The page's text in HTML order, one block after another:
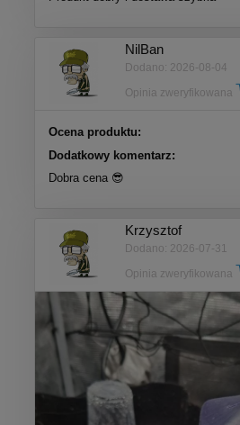
NilBan
Dodano: 2026-08-04
Opinia zweryfikowana
Ocena produktu:
Dodatkowy komentarz:
Dobra cena 😎
Krzysztof
Dodano: 2026-07-31
Opinia zweryfikowana